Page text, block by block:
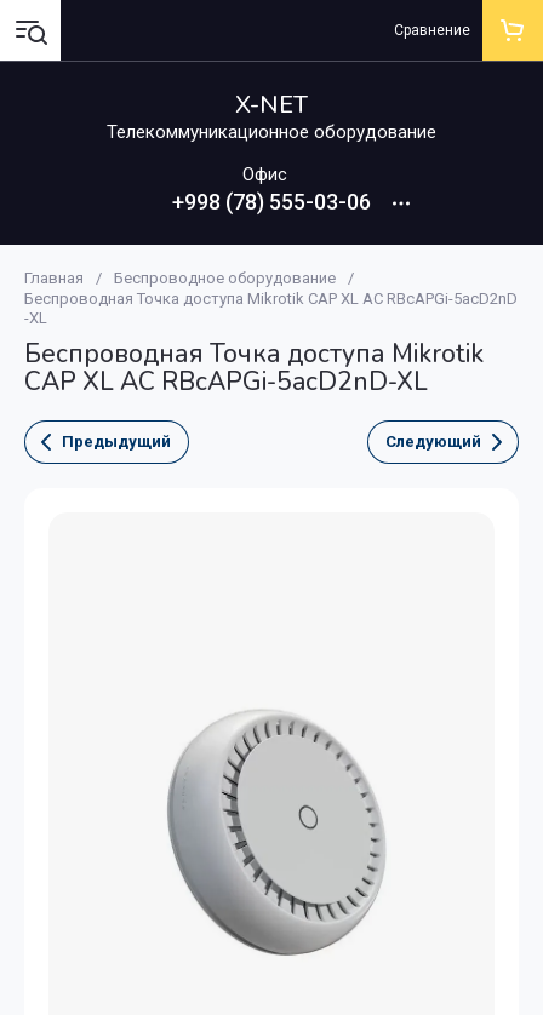
X-NET
Телекоммуникационное оборудование
Офис
+998 (78) 555-03-06
Сравнение
Главная / Беспроводное оборудование
/
Беспроводная Точка доступа Mikrotik CAP XL AC RBcAPGi-5acD2nD
-XL
Беспроводная Точка доступа Mikrotik
CAP XL AC RBcAPGi-5acD2nD-XL
Предыдущий Следующий